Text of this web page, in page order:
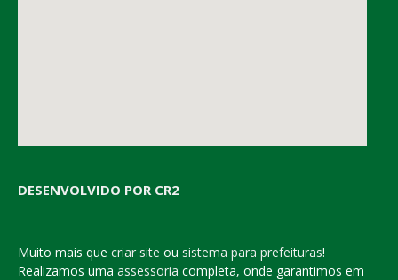
DESENVOLVIDO POR CR2
Muito mais que criar site ou sistema para prefeituras!
Realizamos uma assessoria completa, onde garantimos em